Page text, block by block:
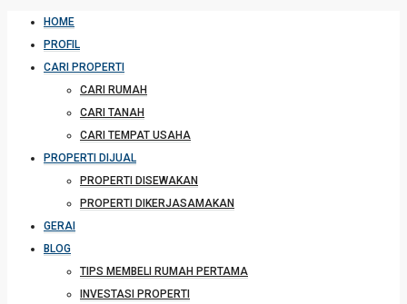
HOME
PROFIL
CARI PROPERTI
CARI RUMAH
CARI TANAH
CARI TEMPAT USAHA
PROPERTI DIJUAL
PROPERTI DISEWAKAN
PROPERTI DIKERJASAMAKAN
GERAI
BLOG
TIPS MEMBELI RUMAH PERTAMA
INVESTASI PROPERTI